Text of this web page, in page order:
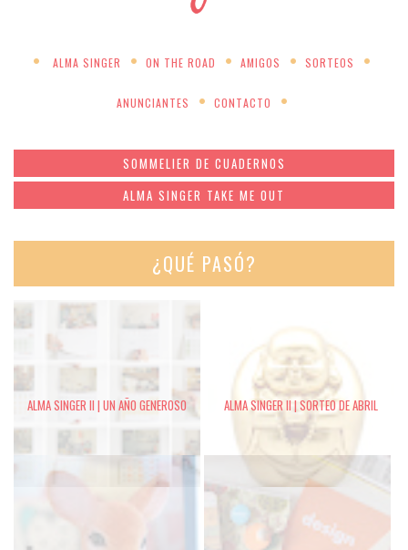
ALMA SINGER ON THE ROAD AMIGOS SORTEOS
ANUNCIANTES CONTACTO
SOMMELIER DE CUADERNOS
ALMA SINGER TAKE ME OUT
¿QUÉ PASÓ?
ALMA SINGER II | UN AÑO GENEROSO ALMA SINGER II | SORTEO DE ABRIL